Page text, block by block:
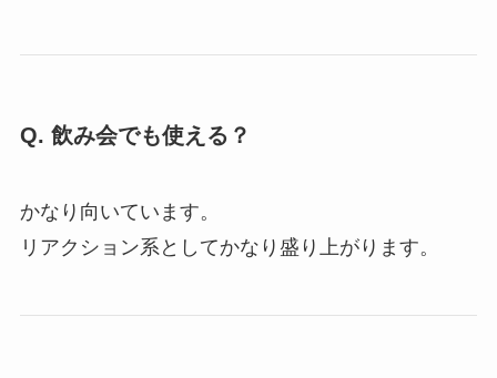
Q. 飲み会でも使える？
かなり向いています。
リアクション系としてかなり盛り上がります。